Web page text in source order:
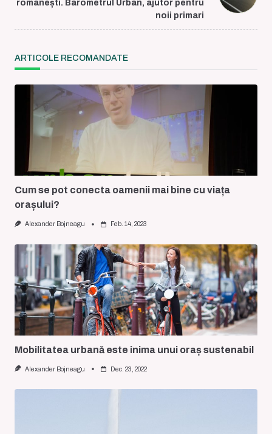
text">Page</span>
românești. Barometrul Urban, ajutor pentru
noii primari
ARTICOLE RECOMANDATE
Cum se pot conecta oamenii mai bine cu viața
orașului?
Alexander Bojneagu Feb. 14, 2023
Mobilitatea urbană este inima unui oraș sustenabil
Alexander Bojneagu Dec. 23, 2022